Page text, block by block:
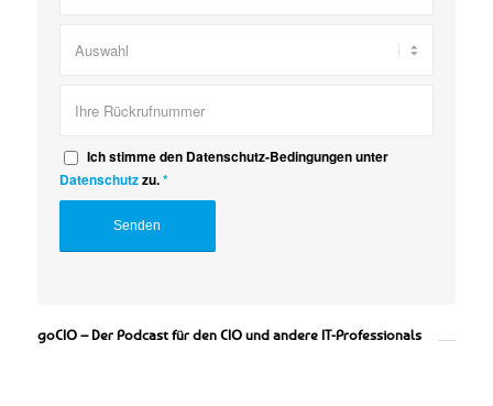
Ich stimme den Datenschutz-Bedingungen unter
Datenschutzzu.*
goCIO – Der Podcast für den CIO und andere IT-Professionals